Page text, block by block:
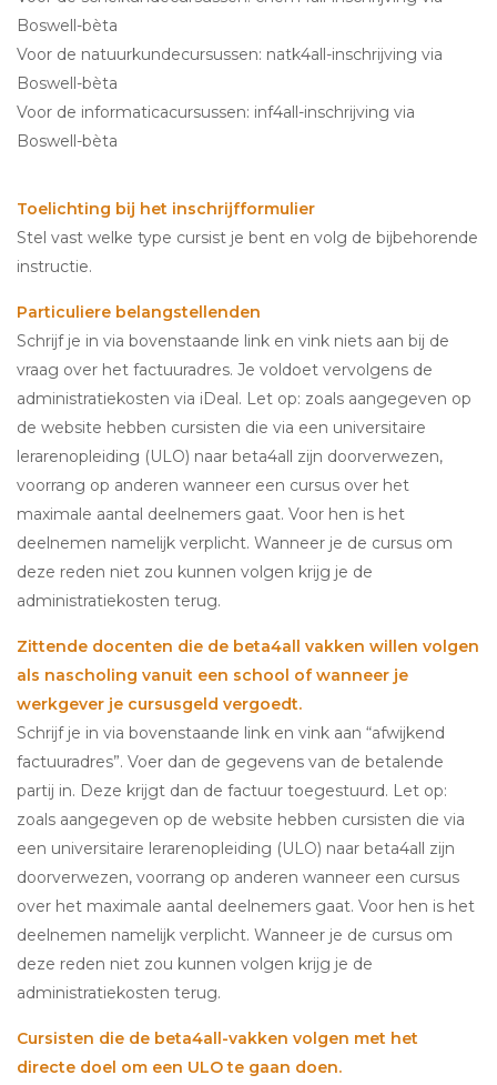
Boswell-bèta
Voor de natuurkundecursussen: natk4all-inschrijving via
Boswell-bèta
Voor de informaticacursussen: inf4all-inschrijving via
Boswell-bèta
Toelichting bij het inschrijfformulier
Stel vast welke type cursist je bent en volg de bijbehorende
instructie.
Particuliere belangstellenden
Schrijf je in via bovenstaande link en vink niets aan bij de
vraag over het factuuradres. Je voldoet vervolgens de
administratiekosten via iDeal. Let op: zoals aangegeven op
de website hebben cursisten die via een universitaire
lerarenopleiding (ULO) naar beta4all zijn doorverwezen,
voorrang op anderen wanneer een cursus over het
maximale aantal deelnemers gaat. Voor hen is het
deelnemen namelijk verplicht. Wanneer je de cursus om
deze reden niet zou kunnen volgen krijg je de
administratiekosten terug.
Zittende docenten die de beta4all vakken willen volgen
als nascholing vanuit een school of wanneer je
werkgever je cursusgeld vergoedt.
Schrijf je in via bovenstaande link en vink aan “afwijkend
factuuradres”. Voer dan de gegevens van de betalende
partij in. Deze krijgt dan de factuur toegestuurd. Let op:
zoals aangegeven op de website hebben cursisten die via
een universitaire lerarenopleiding (ULO) naar beta4all zijn
doorverwezen, voorrang op anderen wanneer een cursus
over het maximale aantal deelnemers gaat. Voor hen is het
deelnemen namelijk verplicht. Wanneer je de cursus om
deze reden niet zou kunnen volgen krijg je de
administratiekosten terug.
Cursisten die de beta4all-vakken volgen met het
directe doel om een ULO te gaan doen.